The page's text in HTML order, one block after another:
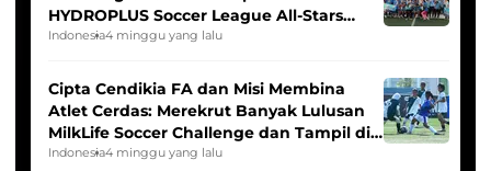
HYDROPLUS Soccer League All-Stars
2025/2026
Indonesia4 minggu yang lalu
Cipta Cendikia FA dan Misi Membina
Atlet Cerdas: Merekrut Banyak Lulusan
MilkLife Soccer Challenge dan Tampil di
HYDROPLUS Soccer League
Indonesia4 minggu yang lalu